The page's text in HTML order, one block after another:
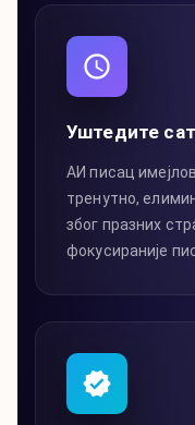
Уштедите
АИ писац
тренутно,
због празних
фокусираније